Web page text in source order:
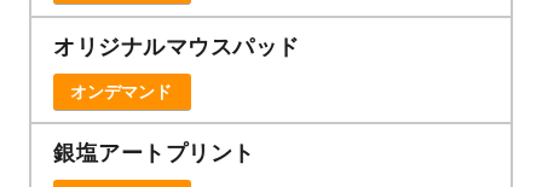
オリジナルマウスパッド
オンデマンド
銀塩アートプリント